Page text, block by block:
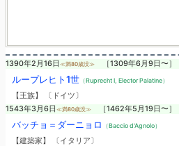
1390年2月16日 ≪満80歳没≫ ［1309年6月9日〜］
ループレヒト1世（Ruprecht I, Elector Palatine）
【王族】 〔ドイツ〕
1543年3月6日 ≪満80歳没≫ ［1462年5月19日〜］
バッチョ＝ダーニョロ （Baccio d'Agnolo）
【建築家】 〔イタリア〕